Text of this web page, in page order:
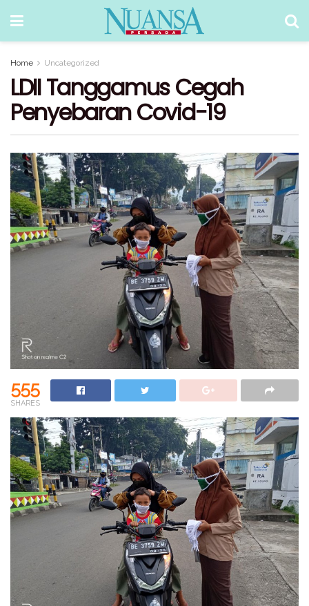
Home Uncategorized
LDII Tanggamus Cegah
Penyebaran Covid-19
555
SHARES